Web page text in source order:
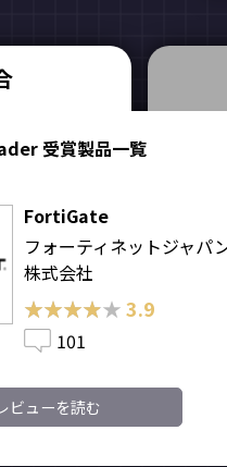
受賞製品一覧
FortiGate
フォーティネットジャパ
株式会社
★★★★★
★★★★★3.9
101
ビューを読む